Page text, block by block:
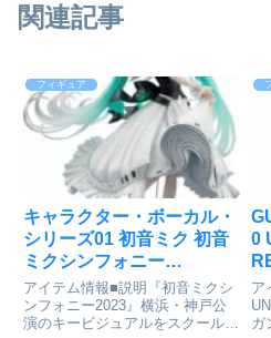
関連記事
フィギュア
キャラクター・ボーカル・
シリーズ01 初音ミク 初音
ミクシンフォニー
2023Ver. 1/7 完成品フィギ
ュア[グッドスマイルカン
パニー]が予約受付中
アイテム情報■説明『初音ミクシ
ンフォニー2023』横浜・神戸公
演のキービジュアルをスクールフ
0
ア
ガ